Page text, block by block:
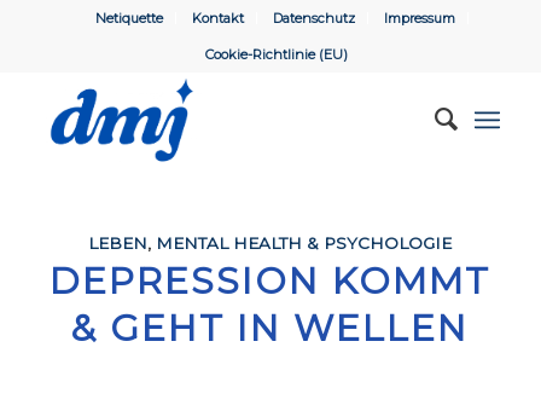
Netiquette Kontakt Datenschutz Impressum
Cookie-Richtlinie (EU)
LEBEN, MENTAL HEALTH & PSYCHOLOGIE
DEPRESSION KOMMT
& GEHT IN WELLEN